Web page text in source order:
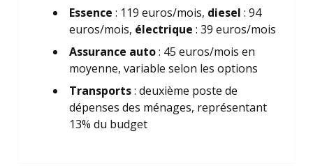
Essence : 119 euros/mois, diesel : 94
euros/mois, électrique : 39 euros/mois
Assurance auto: 45 euros/mois en
moyenne, variable selon les options
Transports: deuxième poste de
dépenses des ménages, représentant
13% du budget